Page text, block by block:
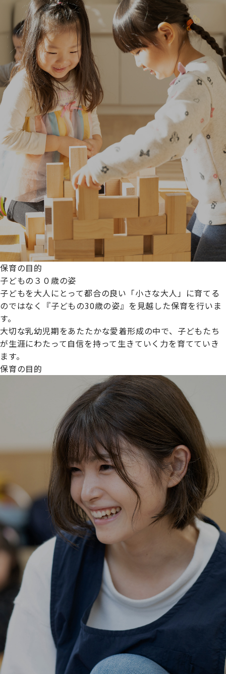
各園のブログ
2026.08.06 赤しそジュース作り～にじ組～2026.08.0
5 【そら組】誕生会
一覧を見る
プライムスターほいくえんグループは女性が安心して働き
続けられる環境づくりに取り組んでおり、厚生労働省の
【えるぼし認定(☆☆)】
保育の目的
子どもの３０歳の姿
子どもを大人にとって都合の良い「小さな大人」に育てる
のではなく『子どもの30歳の姿』を見越した保育を行いま
す。
大切な乳幼児期をあたたかな愛着形成の中で、子どもたち
が生涯にわたって自信を持って生きていく力を育てていき
ます。
保育の目的